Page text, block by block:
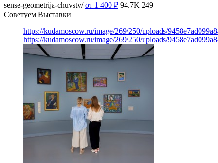
sense-geometrija-chuvstv/ от 1 400 ₽ 94.7K 249
Советуем Выставки
https://kudamoscow.ru/image/269/250/uploads/
https://kudamoscow.ru/image/269/250/uploads/